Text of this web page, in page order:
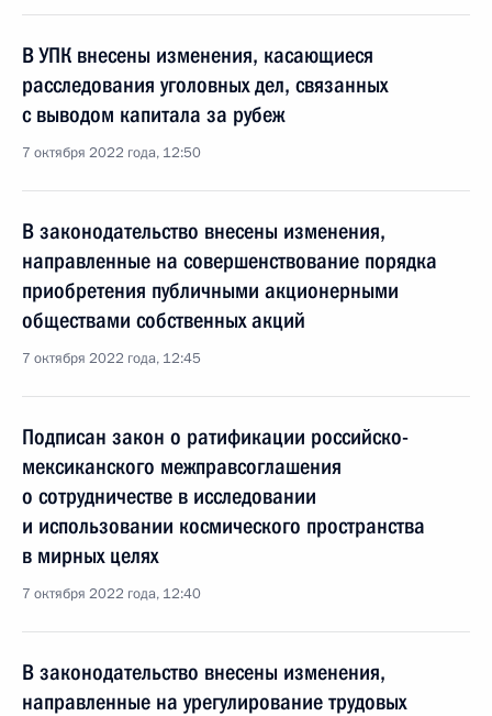
В УПК внесены изменения, касающиеся
расследования уголовных дел, связанных
с выводом капитала за рубеж
7 октября 2022 года, 12:50
В законодательство внесены изменения,
направленные на совершенствование порядка
приобретения публичными акционерными
обществами собственных акций
7 октября 2022 года, 12:45
Подписан закон о ратификации российско-
мексиканского межправсоглашения
о сотрудничестве в исследовании
и использовании космического пространства
в мирных целях
7 октября 2022 года, 12:40
В законодательство внесены изменения,
направленные на урегулирование трудовых